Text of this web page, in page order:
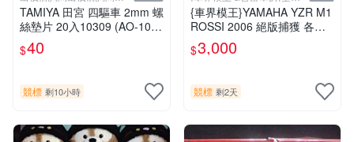
價前詢問
TAMIYA 田宮 四驅車 2mm 螺
絲墊片 20入10309 (AO-103
$40
競標 剩10小時
最大 !
{車界模王}YAMAHA YZR M1
ROSSI 2006 絕版捕獲 各國
重機全國最大批發!!!!
$3,000
競標 剩2天